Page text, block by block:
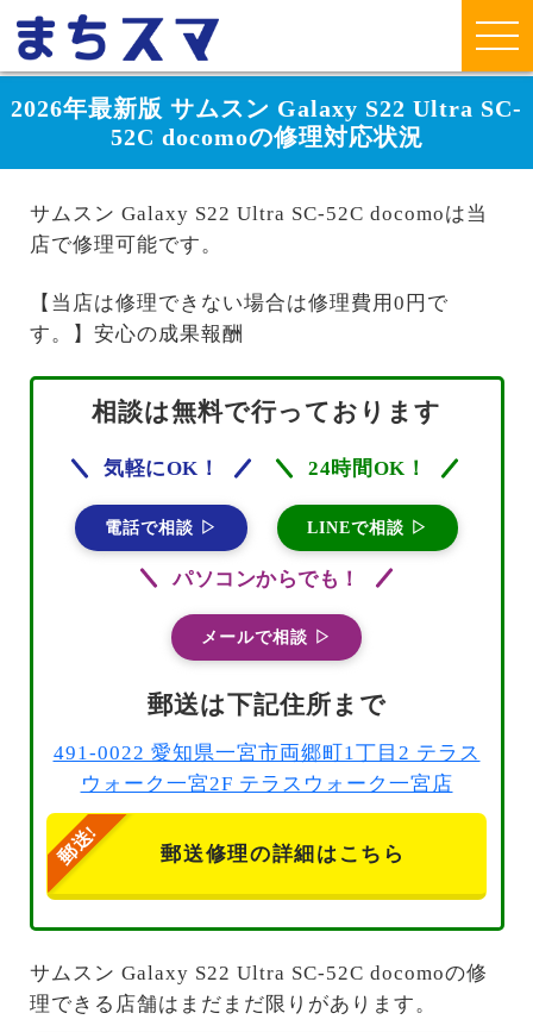
2026年最新版 サムスン Galaxy S22 Ultra SC-
52C docomoの修理対応状況
サムスン Galaxy S22 Ultra SC-52C docomoは当
店で修理可能です。
【当店は修理できない場合は修理費用0円で
す。】安心の成果報酬
相談は無料で行っております
気軽にOK！
電話で相談 ▷
24時間OK！
LINEで相談 ▷
パソコンからでも！
メールで相談 ▷
郵送は下記住所まで
491-0022 愛知県一宮市両郷町1丁目2 テラス
ウォーク一宮2F テラスウォーク一宮店
郵送修理の詳細はこちら
サムスン Galaxy S22 Ultra SC-52C docomoの修
理できる店舗はまだまだ限りがあります。